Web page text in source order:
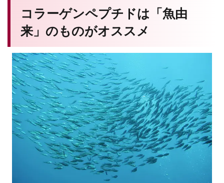
コラーゲンペプチドは「魚由
来」のものがオススメ